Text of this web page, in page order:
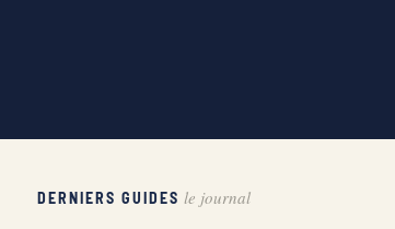
DERNIERS GUIDES le journal